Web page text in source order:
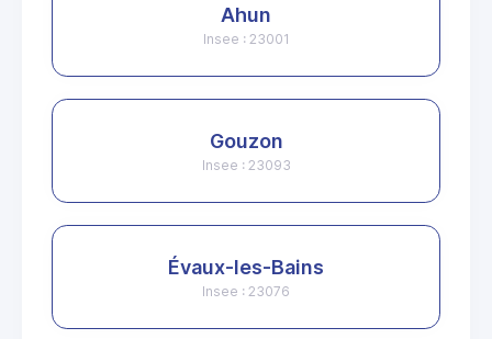
Ahun
Insee : 23001
Gouzon
Insee : 23093
Évaux-les-Bains
Insee : 23076